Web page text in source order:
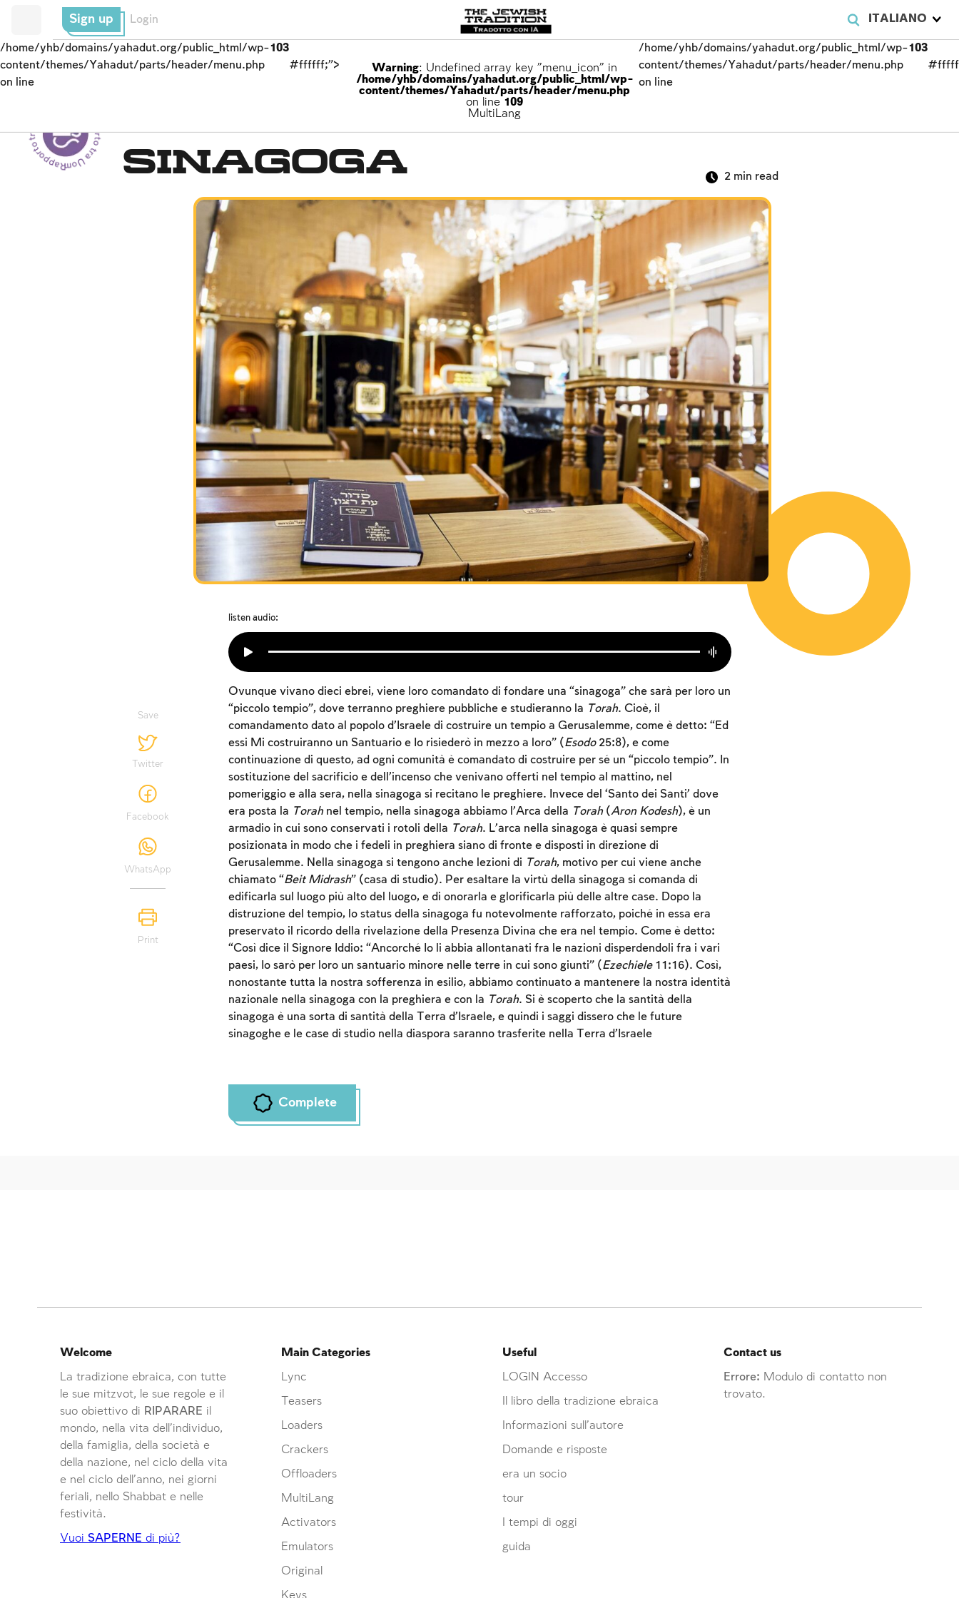
ITALIANO
Sign up Login
/home/yhb/domains/yahadut.org/public_html/wp-
content/themes/Yahadut/parts/header/menu.php
on line
103
#ffffff;">
Warning: Undefined array key "menu_icon" in
/home/yhb/domains/yahadut.org/public_html/wp-
content/themes/Yahadut/parts/header/menu.php
on line 109
MultiLang
/home/yhb/domains/yahadut.org/public_html/wp-
content/themes/Yahadut/parts/header/menu.php
on line
103
Rapporto tra Uomo e Dio - Rapporto tra Uomo e Dio -- Sinagoga 2 min read
listen audio:
Save
Twitter
Facebook
WhatsApp
Print
Ovunque vivano dieci ebrei, viene loro comandato di fondare una “sinagoga” che sarà per loro un
“piccolo tempio”, dove terranno preghiere pubbliche e studieranno la Torah. Cioè, il
comandamento dato al popolo d’Israele di costruire un tempio a Gerusalemme, come è detto: “Ed
essi Mi costruiranno un Santuario e Io risiederò in mezzo a loro” (Esodo25:8), e come
continuazione di questo, ad ogni comunità è comandato di costruire per sé un “piccolo tempio”. In
sostituzione del sacrificio e dell’incenso che venivano offerti nel tempio al mattino, nel
pomeriggio e alla sera, nella sinagoga si recitano le preghiere. Invece del ‘Santo dei Santi’ dove
era posta la Torahnel tempio, nella sinagoga abbiamo l’Arca della Torah(Aron Kodesh), è un
armadio in cui sono conservati i rotoli della Torah. L’arca nella sinagoga è quasi sempre
posizionata in modo che i fedeli in preghiera siano di fronte e disposti in direzione di
Gerusalemme. Nella sinagoga si tengono anche lezioni di Torah, motivo per cui viene anche
chiamato “Beit Midrash” (casa di studio). Per esaltare la virtù della sinagoga si comanda di
edificarla sul luogo più alto del luogo, e di onorarla e glorificarla più delle altre case. Dopo la
distruzione del tempio, lo status della sinagoga fu notevolmente rafforzato, poiché in essa era
preservato il ricordo della rivelazione della Presenza Divina che era nel tempio. Come è detto:
“Così dice il Signore Iddio: “Ancorché Io li abbia allontanati fra le nazioni disperdendoli fra i vari
paesi, Io sarò per loro un santuario minore nelle terre in cui sono giunti” (Ezechiele11:16). Così,
nonostante tutta la nostra sofferenza in esilio, abbiamo continuato a mantenere la nostra identità
nazionale nella sinagoga con la preghiera e con la Torah. Si è scoperto che la santità della
sinagoga è una sorta di santità della Terra d’Israele, e quindi i saggi dissero che le future
sinagoghe e le case di studio nella diaspora saranno trasferite nella Terra d’Israele
Complete
Account required
To mark concepts as learned, you'll need to create
an account or log in.
Sign up Login
Contact us
Errore: Modulo di contatto non
trovato.
Useful
LOGIN Accesso
Il libro della tradizione ebraica
Informazioni sull’autore
Domande e risposte
era un socio
tour
I tempi di oggi
guida
Main Categories
Lync
Teasers
Loaders
Crackers
Offloaders
MultiLang
Activators
Emulators
Original
Keys
Welcome
La tradizione ebraica, con tutte
le sue mitzvot, le sue regole e il
suo obiettivo di RIPARARE il
mondo, nella vita dell’individuo,
della famiglia, della società e
della nazione, nel ciclo della vita
e nel ciclo dell’anno, nei giorni
feriali, nello Shabbat e nelle
festività.
Vuoi SAPERNE di più?